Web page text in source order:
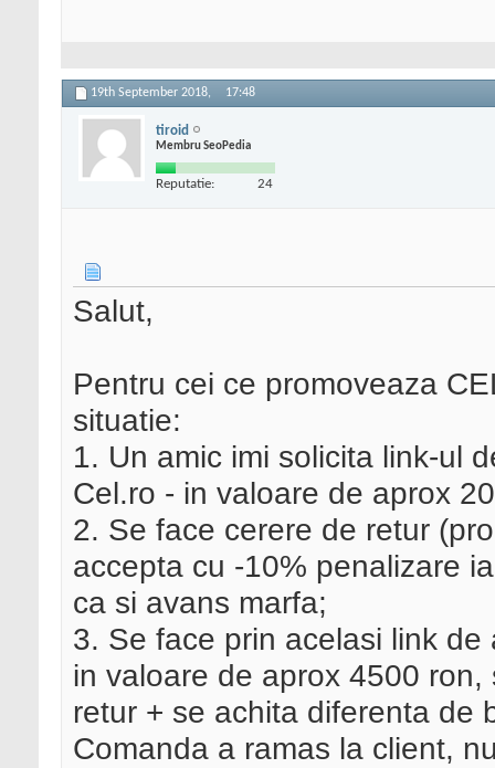
19th September 2018, 17:48
tiroid
Membru SeoPedia
Reputatie: 24
Salut,
Pentru cei ce promoveaza
situatie:
1. Un amic imi solicita link-ul
Cel.ro - in valoare de aprox
2. Se face cerere de retur
accepta cu -10% penalizare
ca si avans marfa;
3. Se face prin acelasi link
in valoare de aprox 4500
retur + se achita diferenta de
Comanda a ramas la client,